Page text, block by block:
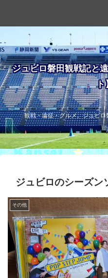
ジュビロ磐田観戦記と
ト
観戦・遠征・グルメ。ジュビ
ジュビロのシーズン
その他